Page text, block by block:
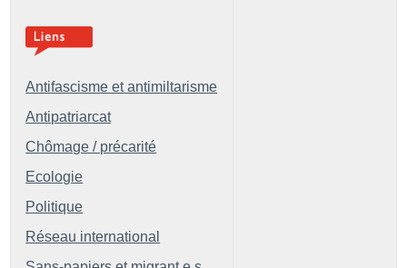
Antifascisme et antimiltarisme
Antipatriarcat
Chômage / précarité
Ecologie
Politique
Réseau international